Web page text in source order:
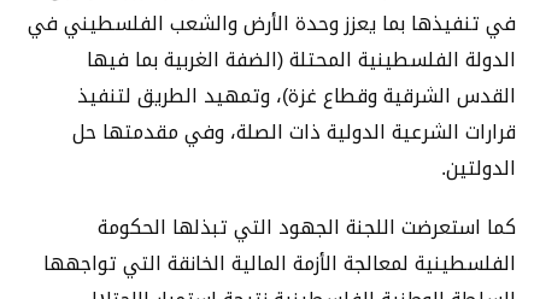
في تنفيذها بما يعزز وحدة الأرض والشعب الفلسطيني في
الدولة الفلسطينية المحتلة (الضفة الغربية بما فيها
القدس الشرقية وقطاع غزة)، وتمهيد الطريق لتنفيذ
قرارات الشرعية الدولية ذات الصلة، وفي مقدمتها حل
الدولتين.
كما استعرضت اللجنة الجهود التي تبذلها الحكومة
الفلسطينية لمعالجة الأزمة المالية الخانقة التي تواجهها